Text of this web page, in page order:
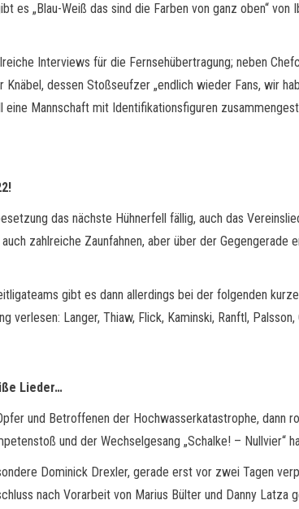
es „Blau-Weiß das sind die Farben von ganz oben“
Interviews für die Fernsehübertragung; neben
dessen Stoßseufzer „endlich wieder Fans, wir
Mannschaft mit Identifikationsfiguren
das nächste Hühnerfell fällig, auch das
zahlreiche Zaunfahnen, aber über der Gegengerade
gibt es dann allerdings bei der folgenden
verlesen: Langer, Thiaw, Flick, Kaminski, Ranftl,
Lieder…
und Betroffenen der Hochwasserkatastrophe, dann
und der Wechselgesang „Schalke! – Nullvier“
Dominick Drexler, gerade erst vor zwei Tagen
nach Vorarbeit von Marius Bülter und Danny Latza